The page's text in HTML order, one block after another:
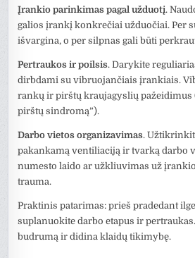
Įrankio parinkimas pagal užduotį.
galios įrankį konkrečiai užduočiai. Per
išvargina, o per silpnas gali būti
Pertraukos ir poilsis. Darykite
dirbdami su vibruojančiais įrankiais.
rankų ir pirštų kraujagyslių pažeidimus
pirštų sindromą”).
Darbo vietos organizavimas.
pakankamą ventiliaciją ir tvarką darbo
numesto laido ar užkliuvimas už
trauma.
Praktinis patarimas: prieš pradedant
suplanuokite darbo etapus ir
budrumą ir didina klaidų tikimybę.